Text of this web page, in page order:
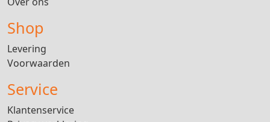
Shop
Levering
Voorwaarden
Service
Klantenservice